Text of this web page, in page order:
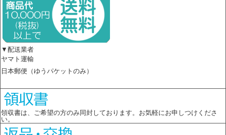
▼配送業者
ヤマト運輸
日本郵便（ゆうパケットのみ）
領収書は、ご希望の方のみ同封しております。お気軽にお申しつけくださ
い。